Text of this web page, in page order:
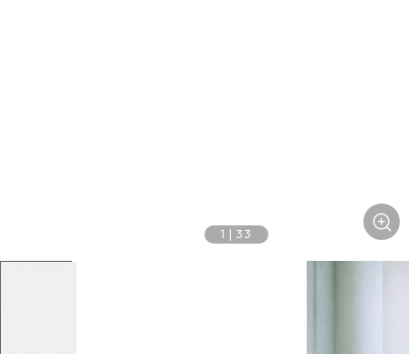
1 33